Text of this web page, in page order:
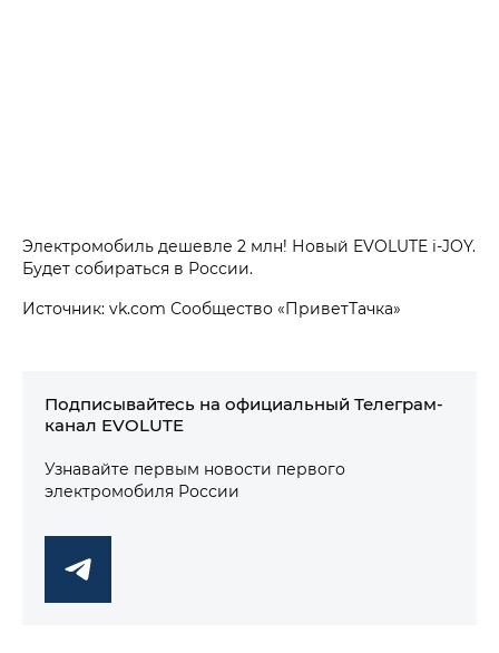
Электромобиль дешевле 2 млн! Новый EVOLUTE i‑JOY.
Будет собираться в России.
Источник: vk.com Сообщество «ПриветТачка»
Подписывайтесь на официальный Телеграм-
канал EVOLUTE
Узнавайте первым новости первого
электромобиля России